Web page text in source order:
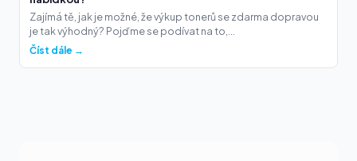
Zajímá tě, jak je možné, že výkup tonerů se zdarma dopravou
je tak výhodný? Pojďme se podívat na to,...
Číst dále →